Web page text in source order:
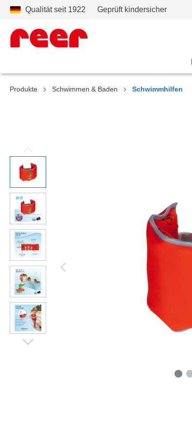
Qualität seit 1922 Geprüft kindersicher
Produkte Schwimmen & Baden Schwimmhilfen